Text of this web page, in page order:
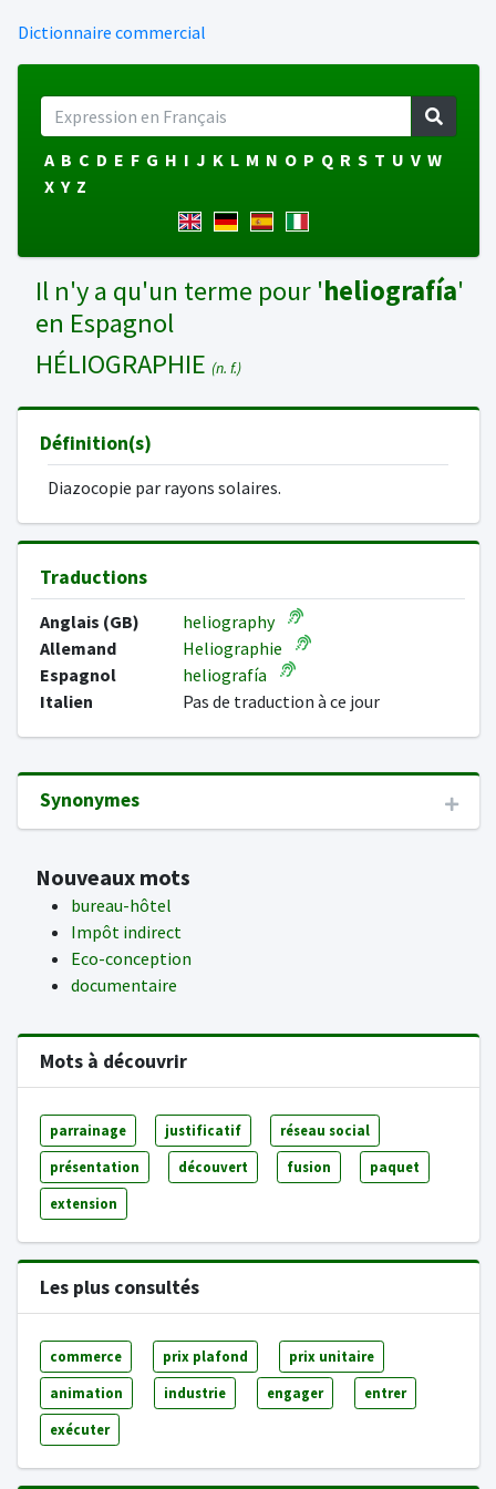
Dictionnaire commercial
A B C D E F G H I J K L M N O P Q R S T U V W
X Y Z
Il n'y a qu'un terme pour 'heliografía'
en Espagnol
HÉLIOGRAPHIE (n. f.)
Définition(s)
Diazocopie par rayons solaires.
Traductions
Anglais (GB)
heliography
Allemand
Heliographie
Espagnol
heliografía
Italien
Pas de traduction à ce jour
Synonymes
Nouveaux mots
bureau-hôtel
Impôt indirect
Eco-conception
documentaire
Mots à découvrir
parrainage justificatif réseau social
présentation découvert fusion paquet
extension
Les plus consultés
commerce prix plafond prix unitaire
animation industrie engager entrer
exécuter